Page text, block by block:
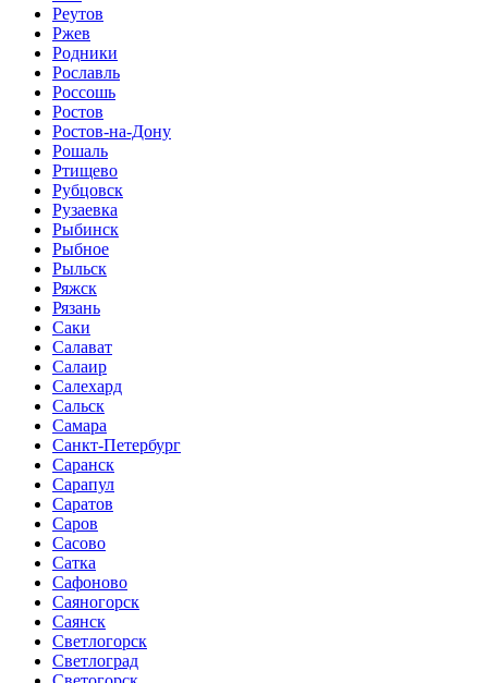
Реутов
Ржев
Родники
Рославль
Россошь
Ростов
Ростов-на-Дону
Рошаль
Ртищево
Рубцовск
Рузаевка
Рыбинск
Рыбное
Рыльск
Ряжск
Рязань
Саки
Салават
Салаир
Салехард
Сальск
Самара
Санкт-Петербург
Саранск
Сарапул
Саратов
Саров
Сасово
Сатка
Сафоново
Саяногорск
Саянск
Светлогорск
Светлоград